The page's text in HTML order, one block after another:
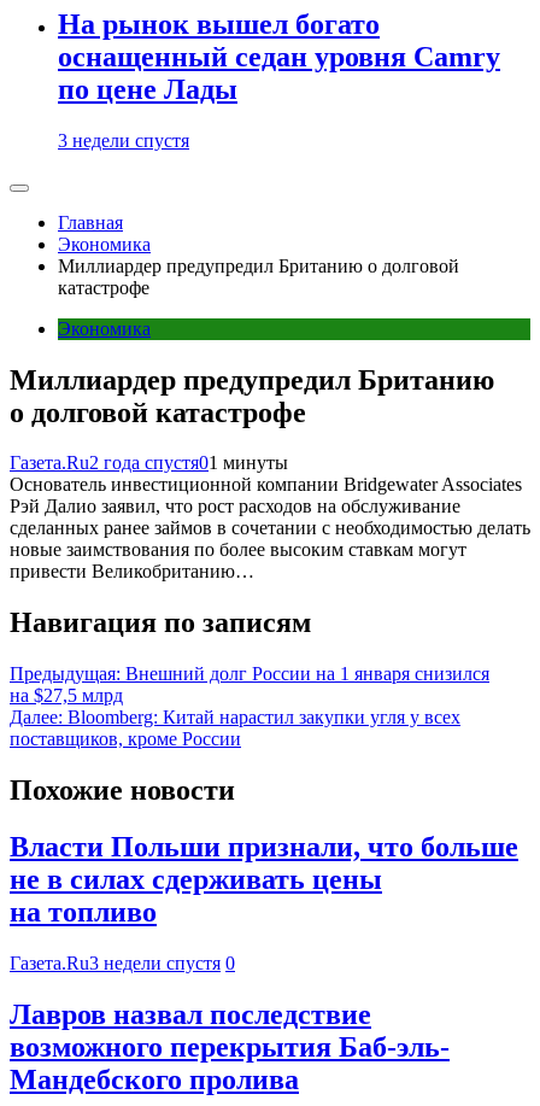
На рынок вышел богато
оснащенный седан уровня Camry
по цене Лады
3 недели спустя
Главная
Экономика
Миллиардер предупредил Британию о долговой
катастрофе
Экономика
Миллиардер предупредил Британию
о долговой катастрофе
Газета.Ru2 года спустя01 минуты
Основатель инвестиционной компании Bridgewater Associates
Рэй Далио заявил, что рост расходов на обслуживание
сделанных ранее займов в сочетании с необходимостью делать
новые заимствования по более высоким ставкам могут
привести Великобританию…
Навигация по записям
Предыдущая: Внешний долг России на 1 января снизился
на $27,5 млрд
Далее: Bloomberg: Китай нарастил закупки угля у всех
поставщиков, кроме России
Похожие новости
Власти Польши признали, что больше
не в силах сдерживать цены
на топливо
Газета.Ru3 недели спустя 0
Лавров назвал последствие
возможного перекрытия Баб-эль-
Мандебского пролива